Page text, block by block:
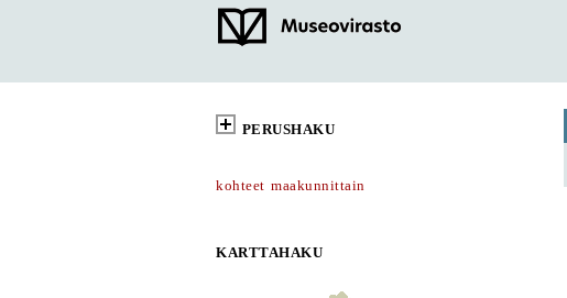
PERUSHAKU
kohteet maakunnittain
KARTTAHAKU